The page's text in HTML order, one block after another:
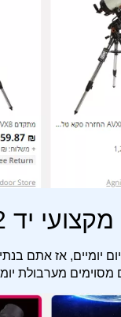
מהמפעל בחו”ל
אז אתם
מערבולת